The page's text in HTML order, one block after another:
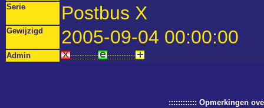
Serie Postbus X
Gewijzigd 2005-09-04 00:00:00
Admin :::::::::::: ::::::::::::
:::::::::::: Opmerkingen